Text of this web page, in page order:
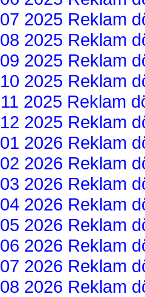
07 2025 Reklam
08 2025 Reklam
09 2025 Reklam
10 2025 Reklam
11 2025 Reklam
12 2025 Reklam
01 2026 Reklam
02 2026 Reklam
03 2026 Reklam
04 2026 Reklam
05 2026 Reklam
06 2026 Reklam
07 2026 Reklam
08 2026 Reklam